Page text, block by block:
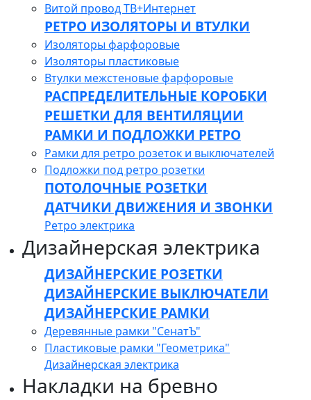
Витой провод ТВ+Интернет
РЕТРО ИЗОЛЯТОРЫ И ВТУЛКИ
Изоляторы фарфоровые
Изоляторы пластиковые
Втулки межстеновые фарфоровые
РАСПРЕДЕЛИТЕЛЬНЫЕ КОРОБКИ
РЕШЕТКИ ДЛЯ ВЕНТИЛЯЦИИ
РАМКИ И ПОДЛОЖКИ РЕТРО
Рамки для ретро розеток и выключателей
Подложки под ретро розетки
ПОТОЛОЧНЫЕ РОЗЕТКИ
ДАТЧИКИ ДВИЖЕНИЯ И ЗВОНКИ
Ретро электрика
Дизайнерская электрика
ДИЗАЙНЕРСКИЕ РОЗЕТКИ
ДИЗАЙНЕРСКИЕ ВЫКЛЮЧАТЕЛИ
ДИЗАЙНЕРСКИЕ РАМКИ
Деревянные рамки "СенатЪ"
Пластиковые рамки "Геометрика"
Дизайнерская электрика
Накладки на бревно